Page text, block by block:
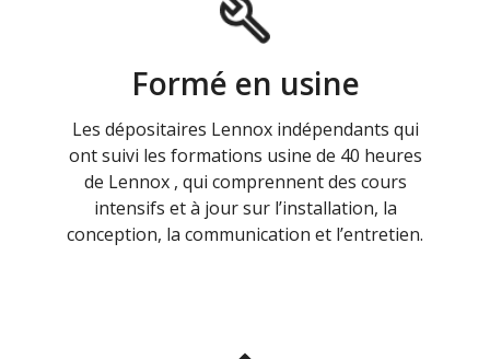
Formé en usine
Les dépositaires Lennox indépendants qui
ont suivi les formations usine de 40 heures
de Lennox , qui comprennent des cours
intensifs et à jour sur l’installation, la
conception, la communication et l’entretien.